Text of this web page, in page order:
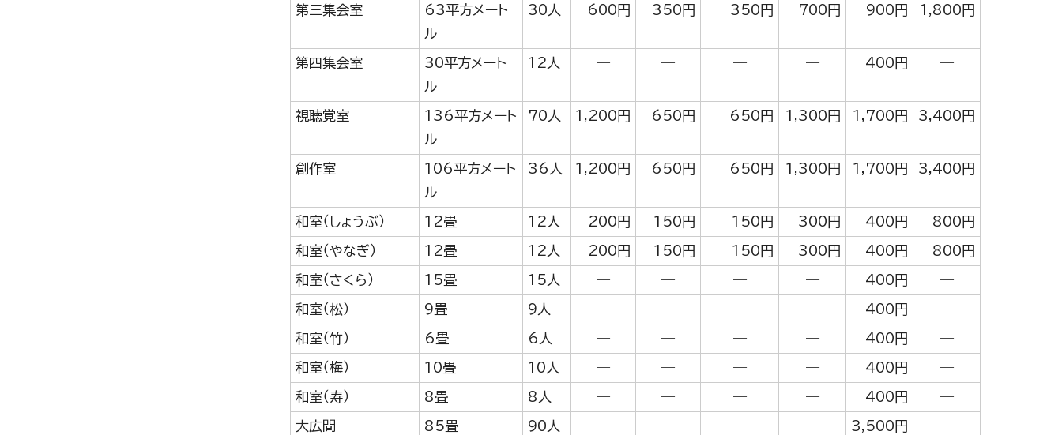
第三集会室
63平方メート
ル
30人 600円 350円 350円 700円 900円 1,800円
第四集会室
30平方メート
ル
12人 ― ― ― ― 400円 ―
視聴覚室
136平方メート
ル
70人 1,200円 650円 650円 1,300円 1,700円 3,400円
創作室
106平方メート
ル
36人 1,200円 650円 650円 1,300円 1,700円 3,400円
和室（しょうぶ） 12畳 12人 200円 150円 150円 300円 400円 800円
和室（やなぎ） 12畳 12人 200円 150円 150円 300円 400円 800円
和室（さくら） 15畳 15人 ― ― ― ― 400円 ―
和室（松） 9畳 9人 ― ― ― ― 400円 ―
和室（竹） 6畳 6人 ― ― ― ― 400円 ―
和室（梅） 10畳 10人 ― ― ― ― 400円 ―
和室（寿） 8畳 8人 ― ― ― ― 400円 ―
大広間 85畳 90人 ― ― ― ― 3,500円 ―